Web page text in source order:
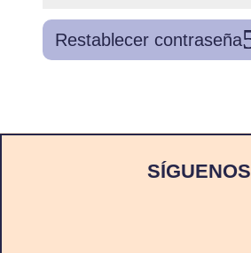
Restablecer contraseña
SÍGUENOS